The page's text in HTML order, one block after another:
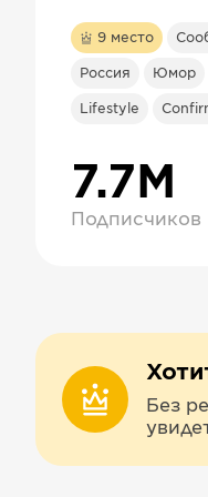
9 место
Россия Юмор
Lifestyle
7.7М
Подписчиков
Без